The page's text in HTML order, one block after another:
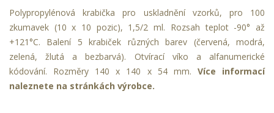
Polypropylénová krabička pro uskladnění vzorků, pro 100
zkumavek (10 x 10 pozic), 1,5/2 ml. Rozsah teplot -90° až
+121°C. Balení 5 krabiček různých barev (červená, modrá,
zelená, žlutá a bezbarvá). Otvírací víko a alfanumerické
kódování. Rozměry 140 x 140 x 54 mm. Více informací
naleznete na stránkách výrobce.